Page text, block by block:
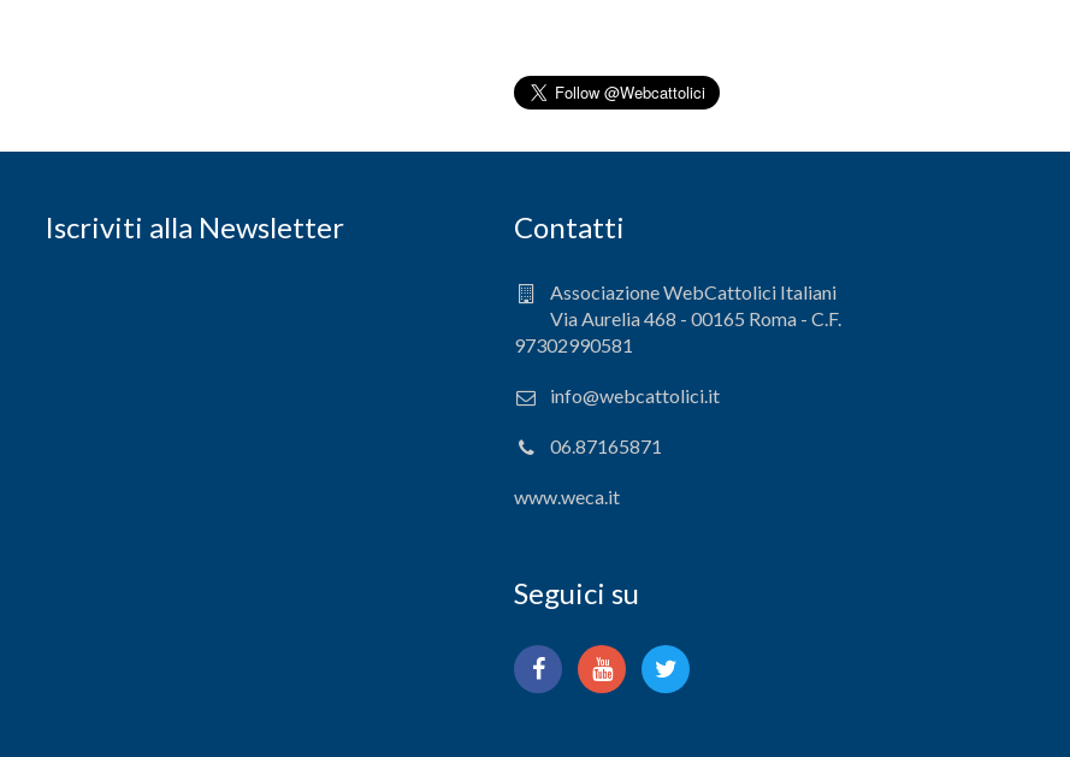
Iscriviti alla Newsletter Contatti
Associazione WebCattolici Italiani
Via Aurelia 468 - 00165 Roma - C.F.
97302990581
info@webcattolici.it
06.87165871
www.weca.it
Seguici su